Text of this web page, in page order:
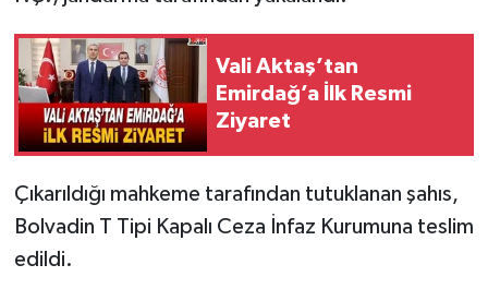
Vali Aktaş’tan
Emirdağ’a İlk Resmi
Ziyaret
Çıkarıldığı mahkeme tarafından tutuklanan şahıs,
Bolvadin T Tipi Kapalı Ceza İnfaz Kurumuna teslim
edildi.